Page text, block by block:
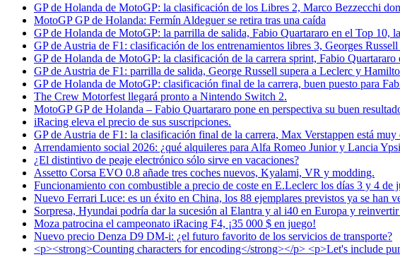
GP de Holanda de MotoGP: la clasificación de los Libres 2, Marco Bezzecchi
MotoGP GP de Holanda: Fermín Aldeguer se retira tras una caída
GP de Holanda de MotoGP: la parrilla de salida, Fabio Quartararo en el Top 10,
GP de Austria de F1: clasificación de los entrenamientos libres 3, Georges
GP de Holanda de MotoGP: la clasificación de la carrera sprint, Fabio
GP de Austria de F1: parrilla de salida, George Russell supera a Leclerc y
GP de Holanda de MotoGP: clasificación final de la carrera, buen puesto para
The Crew Motorfest llegará pronto a Nintendo Switch 2.
MotoGP GP de Holanda – Fabio Quartararo pone en perspectiva su buen
iRacing eleva el precio de sus suscripciones.
GP de Austria de F1: la clasificación final de la carrera, Max Verstappen está
Arrendamiento social 2026: ¿qué alquileres para Alfa Romeo Junior y Lancia
¿El distintivo de peaje electrónico sólo sirve en vacaciones?
Assetto Corsa EVO 0.8 añade tres coches nuevos, Kyalami, VR y modding.
Funcionamiento con combustible a precio de coste en E.Leclerc los días 3 y 4 de
Nuevo Ferrari Luce: es un éxito en China, los 88 ejemplares previstos ya se han
Sorpresa, Hyundai podría dar la sucesión al Elantra y al i40 en Europa y
Moza patrocina el campeonato iRacing F4, ¡35 000 $ en juego!
Nuevo precio Denza D9 DM-i: ¿el futuro favorito de los servicios de transporte?
<p><strong>Counting characters for encoding</strong></p> <p>Let's include